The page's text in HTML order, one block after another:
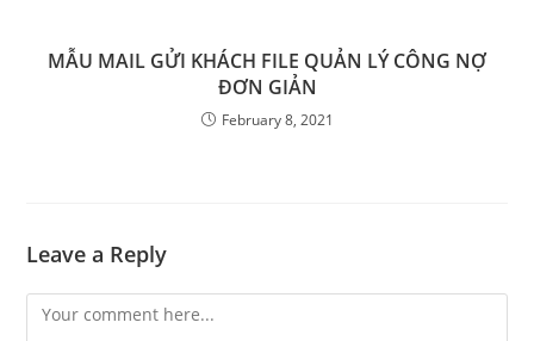
MẪU MAIL GỬI KHÁCH FILE QUẢN LÝ CÔNG NỢ
ĐƠN GIẢN
February 8, 2021
Leave a Reply
Comment